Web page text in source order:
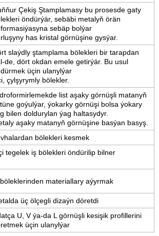
Çekiş Ştamplamasy bu prosesde gaty
öndürýär, sebäbi metalyň örän
sebäp bolýar
has kristal görnüşine gysýar.
slaýdly ştamplama bölekleri bir tarapdan
de, dört okdan emele getirýär. Bu usul
üçin ulanylýar
çylşyrymly bölekler.
list aşaky görnüşli matanyň
goýulýar, ýokarky görnüşi bolsa ýokary
bilen doldurylan ýag haltasydyr.
aşaky matanyň görnüşine basýan basyş.
bölekleri kesmek
tegelek iş bölekleri öndürilip bilner
materiallary aýyrmak
üç ölçegli dizaýn döretdi
U, V ýa-da L görnüşli kesişik profillerini
üçin ulanylýar